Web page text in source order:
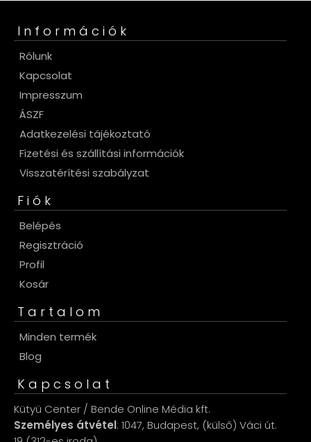
Információk
Rólunk
Kapcsolat
Impresszum
ÁSZF
Adatkezelési tájékoztató
Fizetési és szállítási információk
Visszatérítési szabályzat
Fiók
Belépés
Regisztráció
Profil
Kosár
Tartalom
Minden termék
Blog
Kapcsolat
Kütyü Center / Bende Online Média kft.
Személyes átvétel: 1047, Budapest, (külső) Váci út.